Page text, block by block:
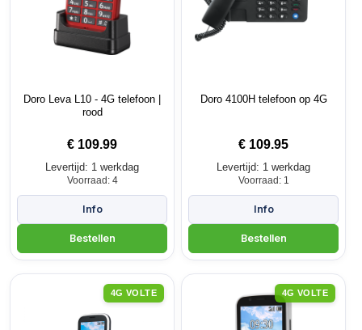
Doro Leva L10 - 4G telefoon |
rood
€ 109.99
Levertijd: 1 werkdag
Voorraad: 4
Doro 4100H telefoon op 4G
€ 109.95
Levertijd: 1 werkdag
Voorraad: 1
4G VOLTE 4G VOLTE